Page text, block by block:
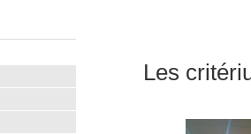
Les